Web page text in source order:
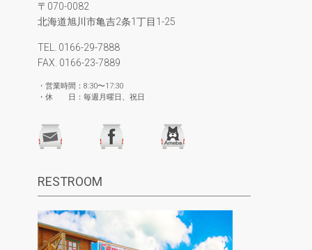
〒070-0082
北海道旭川市亀吉2条1丁目1-25
TEL. 0166-29-7888
FAX. 0166-23-7889
・営業時間：8:30〜17:30
・休 日：毎週月曜日、祝日
RESTROOM